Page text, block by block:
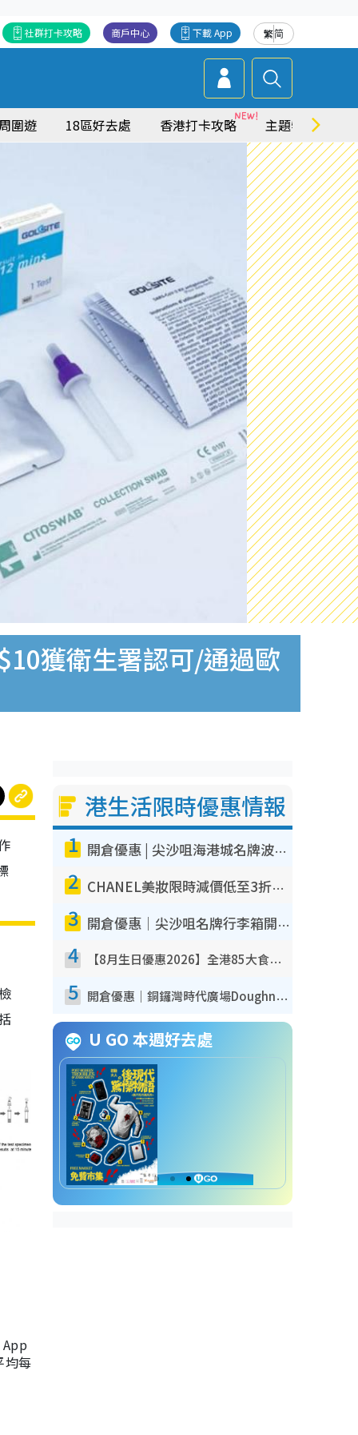
繁简
下載 App
商戶中心
社群打卡攻略
圍遊 18區好去處 香港打卡攻略 主題特集
獲衛生署認可/通過歐
均每
港生活限時優惠情報
1 開倉優惠 | 尖沙咀海港城名牌波鞋開倉低至1折！On鞋$899起／Joy&Peace鞋履$98起
2 CHANEL美妝限時減價低至3折！人氣粉底/唇膏/精華液低至$275！COCO香水都有平
3 開倉優惠｜尖沙咀名牌行李箱開倉低至4折！一連5日 American Tourister/ace./Hallmark $200起！
4 【8月生日優惠2026】全港85大食買玩著數攻略 自助餐/火鍋放題同行免費＋誠品/DONKI送現金券
5 開倉優惠｜銅鑼灣時代廣場Doughnut/Campo Marzio開倉低至1折！背囊、書包、手袋劈價$200起
U GO 本週好去處